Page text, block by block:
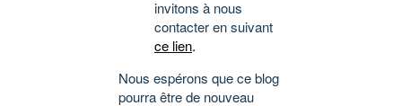
invitons à nous
contacter en suivant
ce lien.
Nous espérons que ce blog
pourra être de nouveau